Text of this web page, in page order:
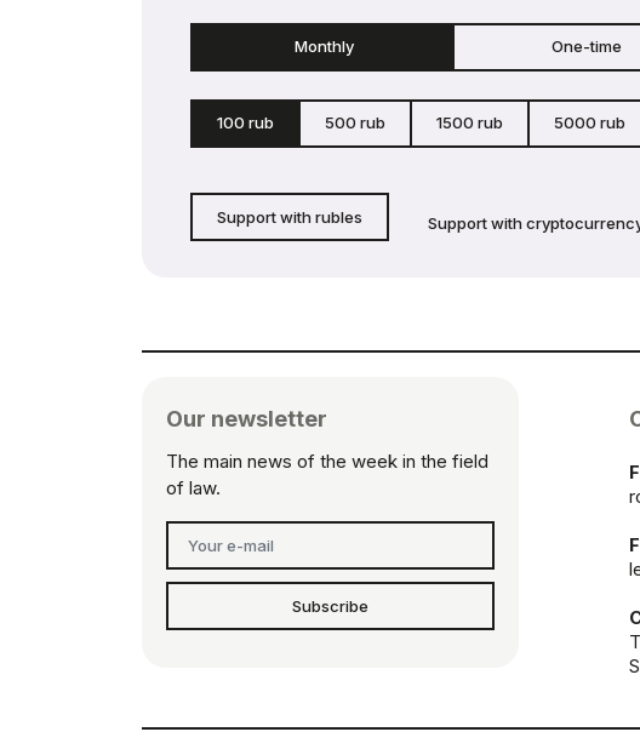
Monthly One-time
100 rub 500 rub 1500 rub 5000 rub
Support with rubles Support with
Our newsletter
The main news of the week in the field
of law.
Subscribe